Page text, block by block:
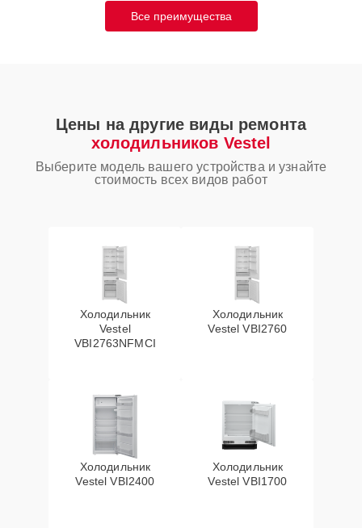
Все преимущества
Цены на другие виды ремонта
холодильников Vestel
Выберите модель вашего устройства и узнайте
стоимость всех видов работ
Холодильник
Vestel
VBI2763NFMCI
Холодильник
Vestel VBI2760
Холодильник
Vestel VBI2400
Холодильник
Vestel VBI1700